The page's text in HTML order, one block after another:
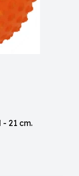
21 cm.